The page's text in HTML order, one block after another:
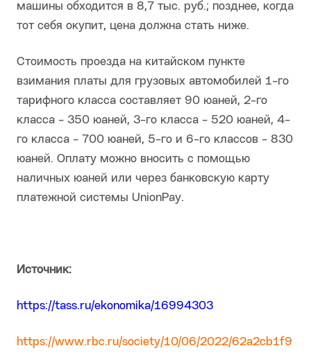
машины обходится в 8,7 тыс. руб.; позднее, когда
тот себя окупит, цена должна стать ниже.
Стоимость проезда на китайском пункте
взимания платы для грузовых автомобилей 1-го
тарифного класса составляет 90 юаней, 2-го
класса - 350 юаней, 3-го класса - 520 юаней, 4-
го класса - 700 юаней, 5-го и 6-го классов - 830
юаней. Оплату можно вносить с помощью
наличных юаней или через банковскую карту
платежной системы UnionPay.
Источник:
https://tass.ru/ekonomika/16994303
https://www.rbc.ru/society/10/06/2022/62a2cb1f9